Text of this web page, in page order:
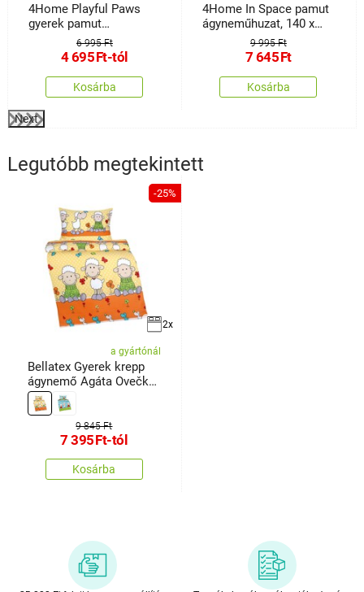
4Home Playful Paws
gyerek pamut
ágyneműhuzat
6 995 Ft
4 695Ft-tól
Kosárba
4Home In Space pamut
ágyneműhuzat, 140 x
200 cm, 70 x 90 cm
9 995 Ft
7 645Ft
Kosárba
Next
Legutóbb megtekintett
-25%
2x
a gyártónál
Bellatex Gyerek krepp
ágynemő Agáta Ovečka
sárga
9 845 Ft
7 395Ft-tól
Kosárba